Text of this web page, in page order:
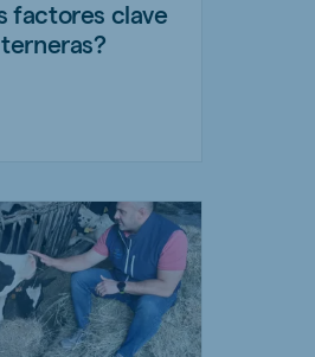
factores clave